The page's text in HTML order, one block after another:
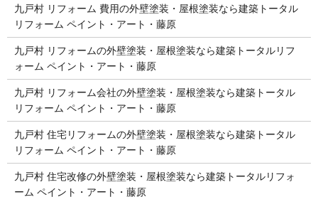
九戸村 リフォーム 費用の外壁塗装・屋根塗装なら建築トータル
リフォーム ペイント・アート・藤原
九戸村 リフォームの外壁塗装・屋根塗装なら建築トータルリフ
ォーム ペイント・アート・藤原
九戸村 リフォーム会社の外壁塗装・屋根塗装なら建築トータル
リフォーム ペイント・アート・藤原
九戸村 住宅リフォームの外壁塗装・屋根塗装なら建築トータル
リフォーム ペイント・アート・藤原
九戸村 住宅改修の外壁塗装・屋根塗装なら建築トータルリフォ
ーム ペイント・アート・藤原